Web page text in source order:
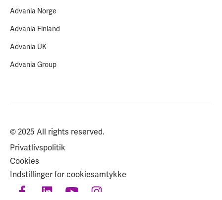
Advania Norge
Advania Finland
Advania UK
Advania Group
Privatlivspolitik
Cookies
Indstillinger for cookiesamtykke
© 2025 All rights reserved.